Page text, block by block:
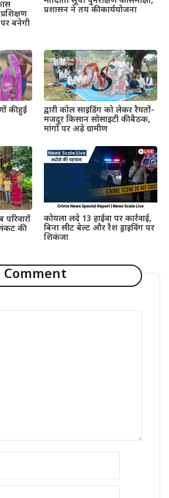
बनेगी
प्रशासन ने तय की कार्ययोजना
की हुई
द्वारी कोल साइडिंग को लेकर रैयतों-
मजदूर किसान सोसाइटी की बैठक,
मांगों पर अड़े ग्रामीण
परिवारों
की
कोयला लदे 13 हाईवा पर कार्रवाई,
बिना सीट बेल्ट और रैश ड्राइविंग पर
शिकंजा
Comment